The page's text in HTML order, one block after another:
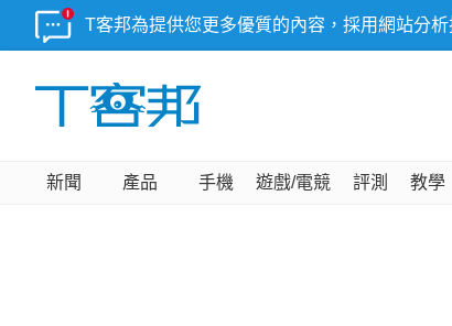
T客邦為提供您更多優質的內容，採用網站分
新聞 產品 手機 遊戲/電競 評測 教學